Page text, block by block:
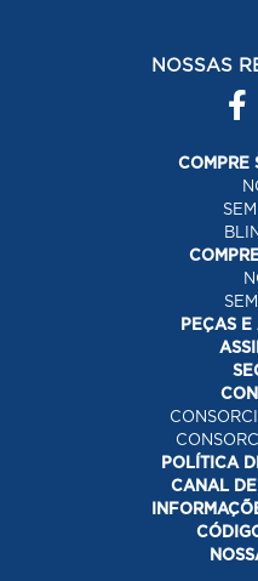
NOSSAS
COMPRE
PEÇAS E
POLÍTICA
CANAL